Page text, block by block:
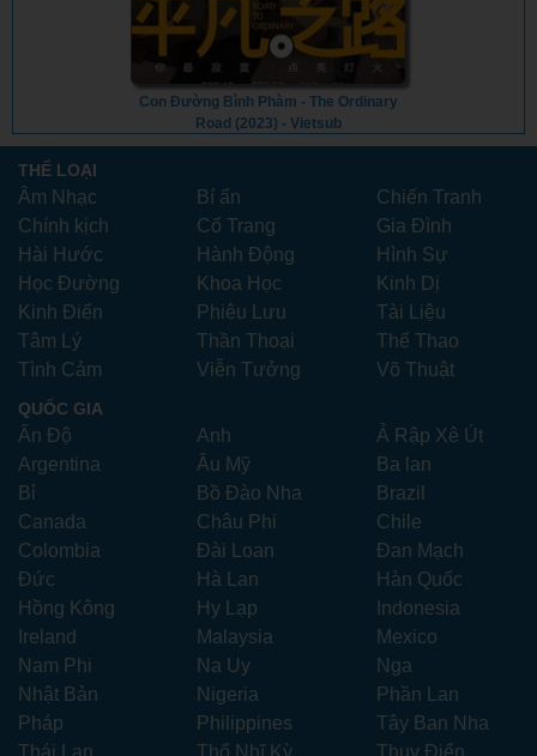
Con Đường Bình Phàm - The Ordinary
Road (2023) - Vietsub
THỂ LOẠI
Âm Nhạc Bí ẩn
Chiến Tranh
Chính kịch
Cổ Trang
Gia Đình
Hài Hước
Hành Động
Hình Sự
Học Đường
Khoa Học
Kinh Dị
Kinh Điển
Phiêu Lưu
Tài Liệu
Tâm Lý
Thần Thoại
Thể Thao
Tình Cảm
Viễn Tưởng Võ Thuật
QUỐC GIA
Ấn Độ Anh
Ả Rập Xê Út
Argentina
Âu Mỹ
Ba lan
Bỉ
Bồ Đào Nha
Brazil
Canada
Châu Phi
Chile
Colombia
Đài Loan
Đan Mạch
Đức
Hà Lan
Hàn Quốc
Hồng Kông
Hy Lạp
Indonesia
Ireland
Malaysia
Mexico
Nam Phi
Na Uy
Nga
Nhật Bản
Nigeria
Phần Lan
Pháp
Philippines
Tây Ban Nha
Thái Lan
Thổ Nhĩ Kỳ Thụy Điển